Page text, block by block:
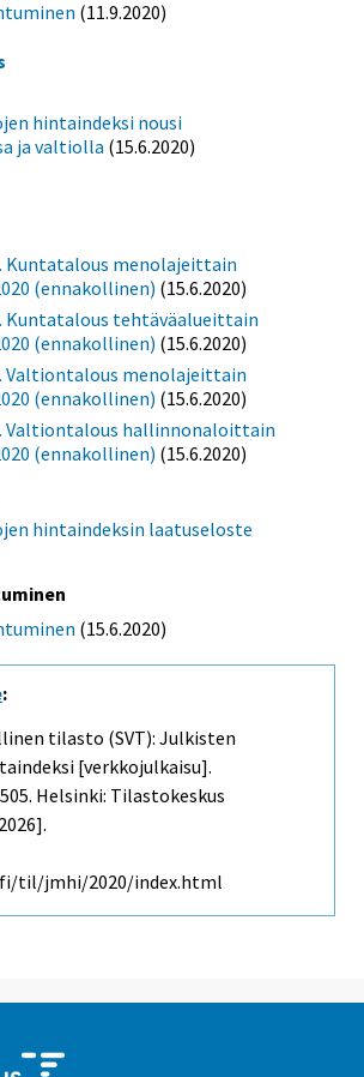
(11.9.2020)
hintaindeksi nousi
ja valtiolla (15.6.2020)
Kuntatalous menolajeittain
(ennakollinen) (15.6.2020)
Kuntatalous tehtäväalueittain
(ennakollinen) (15.6.2020)
Valtiontalous menolajeittain
(ennakollinen) (15.6.2020)
Valtiontalous hallinnonaloittain
(ennakollinen) (15.6.2020)
hintaindeksin laatuseloste
(15.6.2020)
:
tilasto (SVT): Julkisten
[verkkojulkaisu].
Helsinki: Tilastokeskus
til/jmhi/2020/index.html